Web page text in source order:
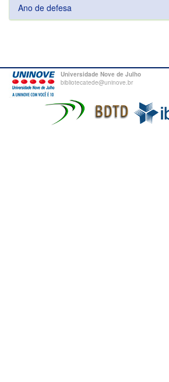
Ano de defesa
Universidade Nove de Julho
bibliotecatede@uninove.br